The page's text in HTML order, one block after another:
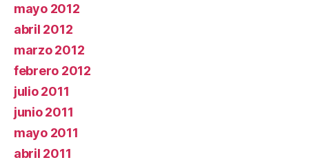
mayo 2012
abril 2012
marzo 2012
febrero 2012
julio 2011
junio 2011
mayo 2011
abril 2011